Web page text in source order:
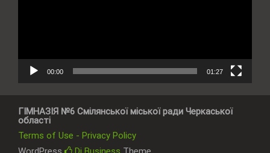
00:00 01:27
ГІМНАЗІЯ №6 Смілянської міської ради Черкаської
області
Terms of Use - Privacy Policy